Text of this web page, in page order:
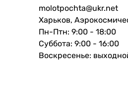
molotpochta@ukr.net
Харьков,
Пн-Птн: 9:00 - 18:00
Суббота: 9:00 - 16:00
Воскресенье: